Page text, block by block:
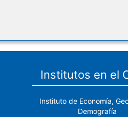
Institutos en el
Instituto de Economía,
Demografía